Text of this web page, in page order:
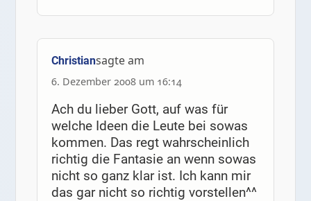
Christiansagte am
6. Dezember 2008 um 16:14
Ach du lieber Gott, auf was für
welche Ideen die Leute bei sowas
kommen. Das regt wahrscheinlich
richtig die Fantasie an wenn sowas
nicht so ganz klar ist. Ich kann mir
das gar nicht so richtig vorstellen^^